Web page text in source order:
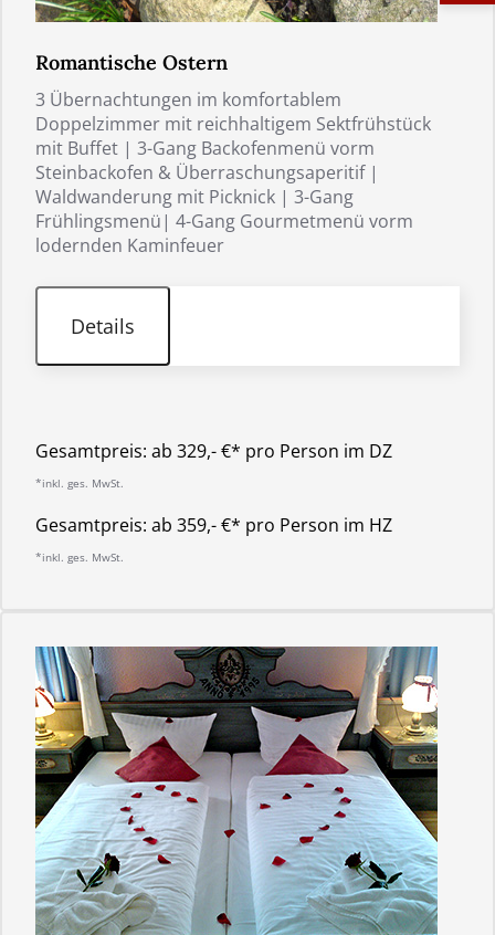
Romantische Ostern
3 Übernachtungen im komfortablem
Doppelzimmer mit reichhaltigem Sektfrühstück
mit Buffet | 3-Gang Backofenmenü vorm
Steinbackofen & Überraschungsaperitif |
Waldwanderung mit Picknick | 3-Gang
Frühlingsmenü| 4-Gang Gourmetmenü vorm
lodernden Kaminfeuer
Details
Gesamtpreis: ab 329,- €* pro Person im DZ
*inkl. ges. MwSt.
Gesamtpreis: ab 359,- €* pro Person im HZ
*inkl. ges. MwSt.